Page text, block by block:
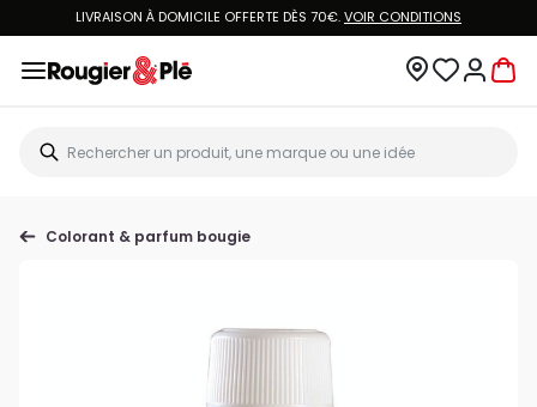
LIVRAISON À DOMICILE OFFERTE DÈS 70€.VOIR CONDITIONS
Colorant & parfum bougie